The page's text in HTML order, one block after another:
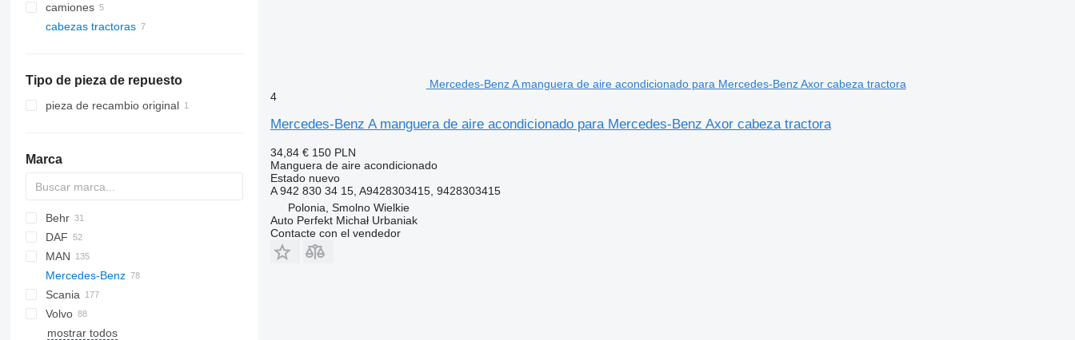
camiones
cabezas tractoras
Tipo de pieza de repuesto
pieza de recambio original
Marca
Behr
DAF
CF
LF
XF
Stralis
Trakker
MAN
TGA
TGL
TGM
TGS
Mercedes-Benz
Actros
Actros 1831
Actros 1840
Antos
Arocs
Canter
Magnum
Premium
Scania
G-series
R-series
Volvo
FH
mostrar todos
Mercedes-Benz A manguera de aire acondicionado para Mercedes-Benz Axor cabeza tractora
4
Mercedes-Benz A manguera de aire acondicionado para Mercedes-Benz Axor cabeza tractora
34,84 € 150 PLN
Manguera de aire acondicionado
Estadonuevo
A 942 830 34 15, A9428303415, 9428303415
Polonia, Smolno Wielkie
Auto Perfekt Michał Urbaniak
Contacte con el vendedor